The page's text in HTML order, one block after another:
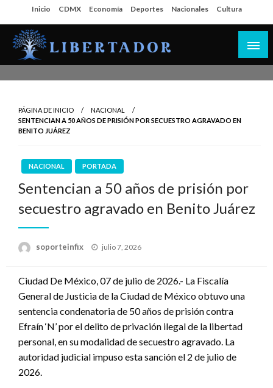
al
contenido
Inicio CDMX Economía Deportes Nacionales Cultura
PÁGINA DE INICIO
NACIONAL
SENTENCIAN A 50 AÑOS DE PRISIÓN POR SECUESTRO AGRAVADO EN
BENITO JUÁREZ
NACIONAL PORTADA
Sentencian a 50 años de prisión por
secuestro agravado en Benito Juárez
soporteinfix
Publicado
julio 7, 2026
Ciudad De México, 07 de julio de 2026.- La Fiscalía
General de Justicia de la Ciudad de México obtuvo una
sentencia condenatoria de 50 años de prisión contra
Efraín ‘N’ por el delito de privación ilegal de la libertad
personal, en su modalidad de secuestro agravado. La
autoridad judicial impuso esta sanción el 2 de julio de
2026.